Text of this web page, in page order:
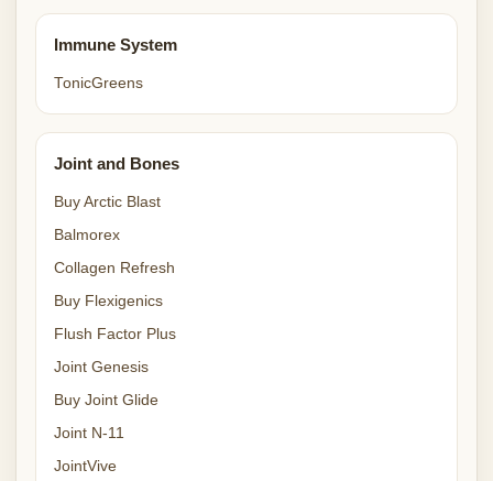
Immune System
TonicGreens
Joint and Bones
Buy Arctic Blast
Balmorex
Collagen Refresh
Buy Flexigenics
Flush Factor Plus
Joint Genesis
Buy Joint Glide
Joint N-11
JointVive